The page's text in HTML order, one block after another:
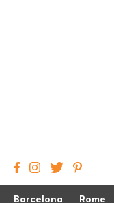
Barcelona Rome